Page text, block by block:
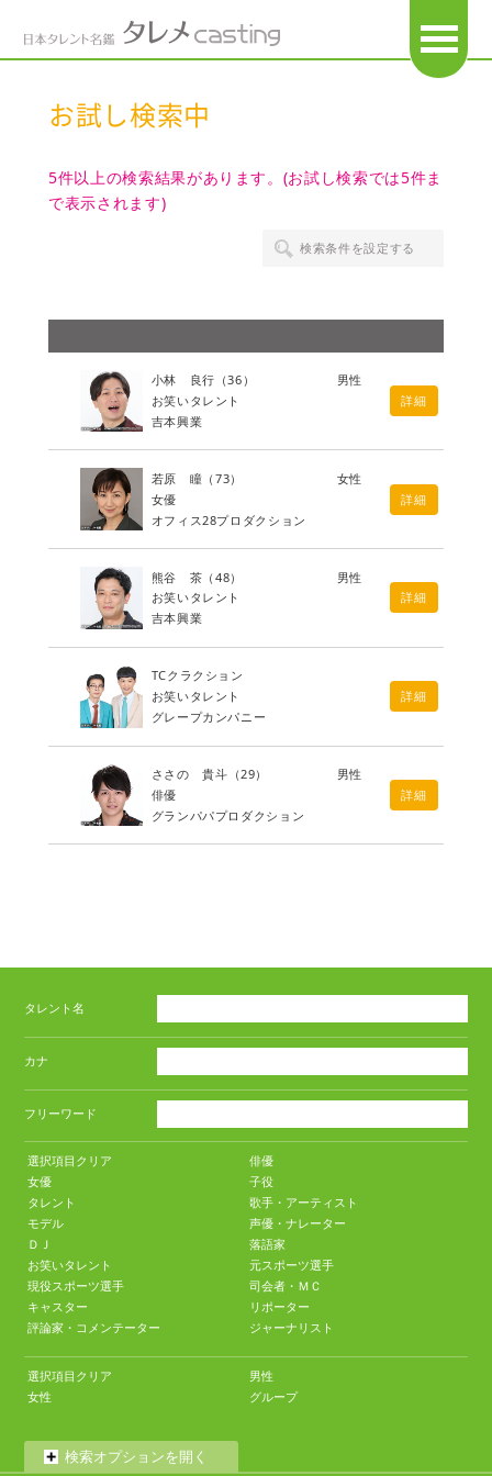
お試し検索中
5件以上の検索結果があります。(お試し検索では5件ま
で表示されます)
検索条件を設定する
小林 良行 （36）
男性
お笑いタレント
吉本興業
詳細
若原 瞳 （73）
女性
女優
オフィス28プロダクション
詳細
熊谷 茶 （48）
男性
お笑いタレント
吉本興業
詳細
TCクラクション
お笑いタレント
グレープカンパニー
詳細
ささの 貴斗 （29）
男性
俳優
グランパパプロダクション
詳細
タレント名
カナ
フリーワード
選択項目クリア
俳優
女優
子役
タレント
歌手・アーティスト
モデル
声優・ナレーター
ＤＪ
落語家
お笑いタレント
元スポーツ選手
現役スポーツ選手
司会者・ＭＣ
キャスター
リポーター
評論家・コメンテーター
ジャーナリスト
選択項目クリア
男性
女性
グループ
検索オプションを開く